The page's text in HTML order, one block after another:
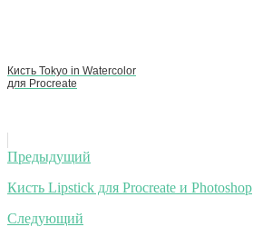
Кисть Tokyo in Watercolor
для Procreate
Навигация
по
записям
Предыдущий
Кисть Lipstick для Procreate и Photoshop
Следующий